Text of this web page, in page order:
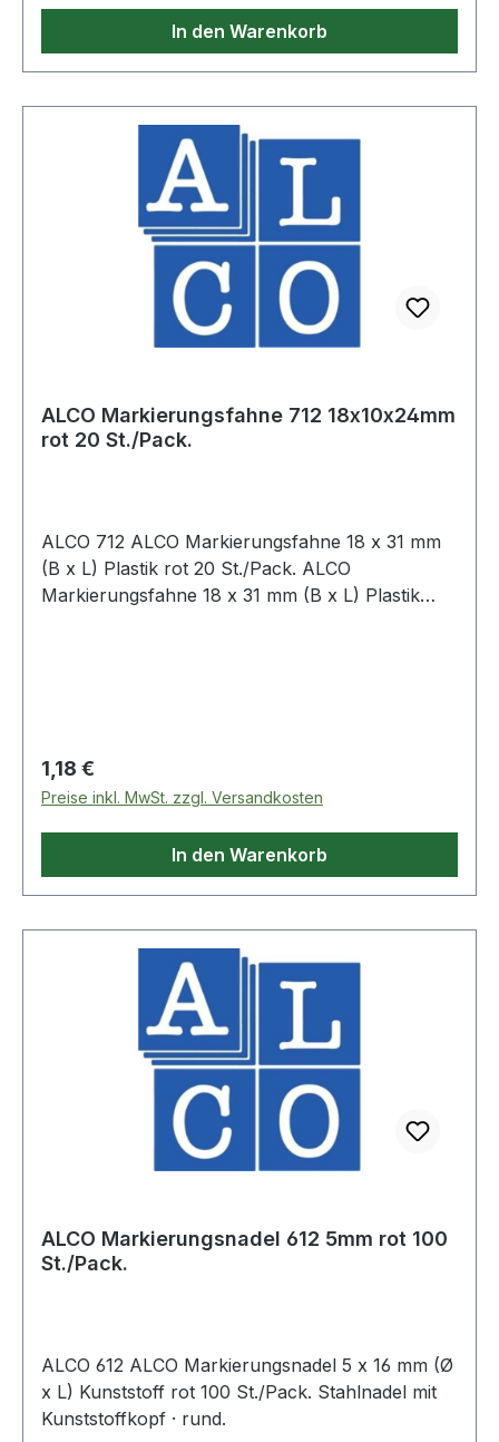
In den Warenkorb
ALCO Markierungsfahne 712 18x10x24mm
rot 20 St./Pack.
ALCO 712 ALCO Markierungsfahne 18 x 31 mm
(B x L) Plastik rot 20 St./Pack. ALCO
Markierungsfahne 18 x 31 mm (B x L) Plastik
Regulärer Preis:
1,18 €
Preise inkl. MwSt. zzgl. Versandkosten
In den Warenkorb
ALCO Markierungsnadel 612 5mm rot 100
St./Pack.
ALCO 612 ALCO Markierungsnadel 5 x 16 mm (Ø
x L) Kunststoff rot 100 St./Pack. Stahlnadel mit
Kunststoffkopf · rund.